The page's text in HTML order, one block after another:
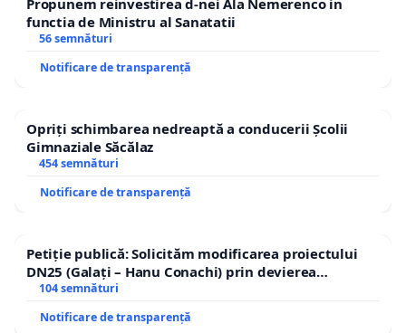
functia de Ministru al Sanatatii
56 semnături
Notificare de transparență
Opriți schimbarea nedreaptă a conducerii Școlii
Gimnaziale Săcălaz
454 semnături
Notificare de transparență
Petiție publică: Solicităm modificarea proiectului
DN25 (Galați – Hanu Conachi) prin devierea
traseului în afara localităților!
104 semnături
Notificare de transparență